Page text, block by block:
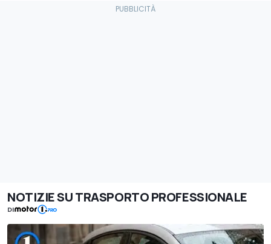
NOTIZIE SU TRASPORTO PROFESSIONALE
DI